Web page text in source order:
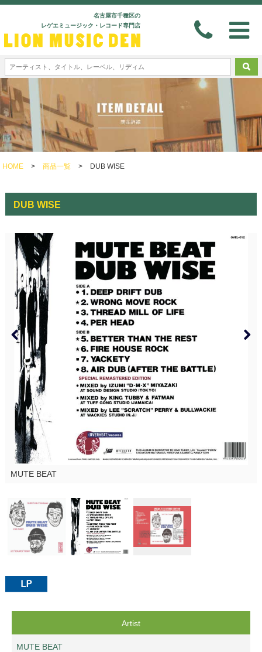
名古屋市千種区の
レゲエミュージック・レコード専門店
HOME > 商品一覧 > DUB WISE
DUB WISE
MUTE BEAT
Artist
MUTE BEAT